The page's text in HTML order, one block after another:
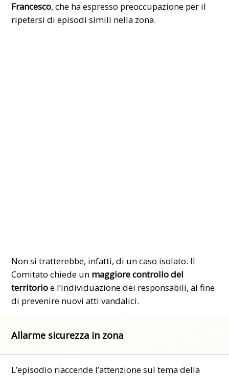
Francesco, che ha espresso preoccupazione per il
ripetersi di episodi simili nella zona.
Non si tratterebbe, infatti, di un caso isolato. Il
Comitato chiede un maggiore controllo del
territorioe l’individuazione dei responsabili, al fine
di prevenire nuovi atti vandalici.
Allarme sicurezza in zona
L’episodio riaccende l’attenzione sul tema della